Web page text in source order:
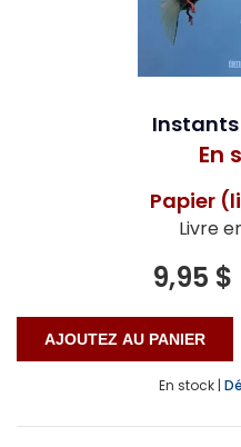
En
Papier
Livre
9,95 $
En stock |